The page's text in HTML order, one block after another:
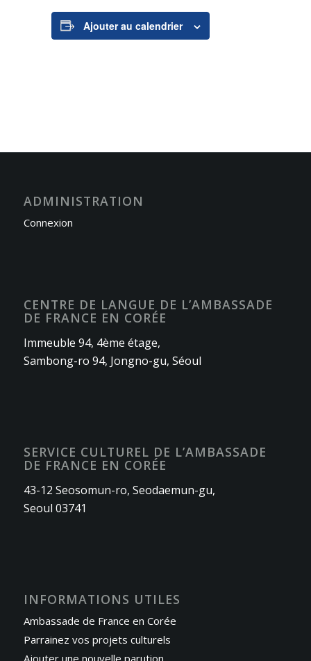
Ajouter au calendrier
ADMINISTRATION
Connexion
CENTRE DE LANGUE DE L’AMBASSADE
DE FRANCE EN CORÉE
Immeuble 94, 4ème étage,
Sambong-ro 94, Jongno-gu, Séoul
SERVICE CULTUREL DE L’AMBASSADE
DE FRANCE EN CORÉE
43-12 Seosomun-ro, Seodaemun-gu,
Seoul 03741
INFORMATIONS UTILES
Ambassade de France en Corée
Parrainez vos projets culturels
Ajouter une nouvelle parution